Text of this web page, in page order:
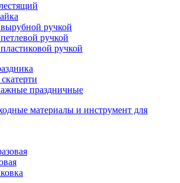
ручкой
ручкой
ручкой
праздничные
материалы и инструмент для